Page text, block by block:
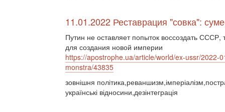
11.01.2022 Реставрация "совка":
Путин не оставляет попыток воссоздать
для создания новой империи
https://apostrophe.ua/article/world/ex-ussr/
monstra/43835
зовнішня
українські відносини,дезінтеграція